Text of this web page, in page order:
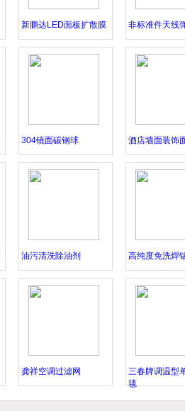
新鹏达LED面板扩散膜 非标准件天线
304镜面碳钢球 酒店墙面装饰
油污清洗除油剂 高纯度免洗焊
龚祥空调过滤网
三春牌调温型
毯